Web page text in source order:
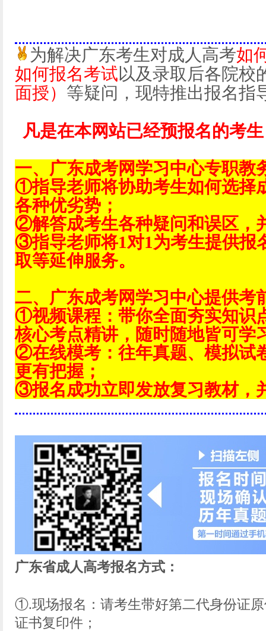
为解决广东考生对成人高考如
如何报名考试以及录取后各院校
面授） 等疑问，现特推出报名指
凡是在本网站已经预报名的考
一、广东成考网学习中心专职教
①指导老师将协助考生如何选择
各种优劣势；
②解答成考生各种疑问和误区，
③指导老师将1对1为考生提供报
取等延伸服务。
二、广东成考网学习中心提供考
①视频课程：带你全面夯实知识
核心考点精讲，随时随地皆可学
②在线模考：往年真题、模拟试
更有把握；
③报名成功立即发放复习教材，
广东省成人高考报名方式：
①.现场报名：请考生带好第二代身份证
证书复印件；